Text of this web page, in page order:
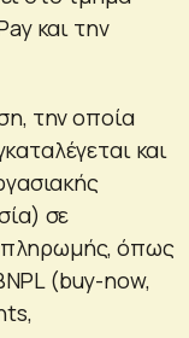
και την
την οποία
και
σε
πληρωμής, όπως
(buy-now,